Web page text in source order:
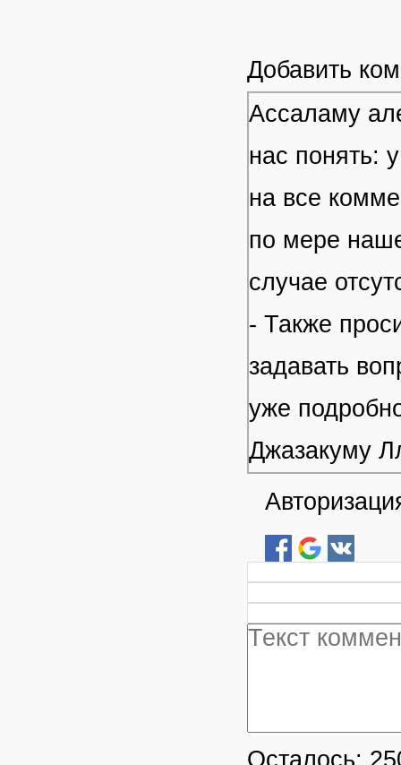
Добавить
Ассаламу
нас понять:
на все
по мере
случае
- Также
задавать
уже
Джазакуму
Осталось: